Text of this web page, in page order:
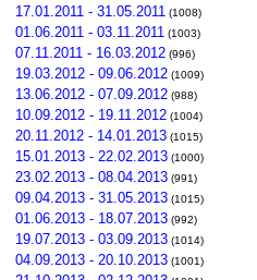
17.01.2011 - 31.05.2011 (1008)
01.06.2011 - 03.11.2011 (1003)
07.11.2011 - 16.03.2012 (996)
19.03.2012 - 09.06.2012 (1009)
13.06.2012 - 07.09.2012 (988)
10.09.2012 - 19.11.2012 (1004)
20.11.2012 - 14.01.2013 (1015)
15.01.2013 - 22.02.2013 (1000)
23.02.2013 - 08.04.2013 (991)
09.04.2013 - 31.05.2013 (1015)
01.06.2013 - 18.07.2013 (992)
19.07.2013 - 03.09.2013 (1014)
04.09.2013 - 20.10.2013 (1001)